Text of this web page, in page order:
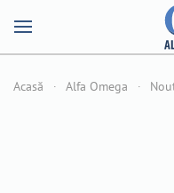
Acasă Alfa Omega